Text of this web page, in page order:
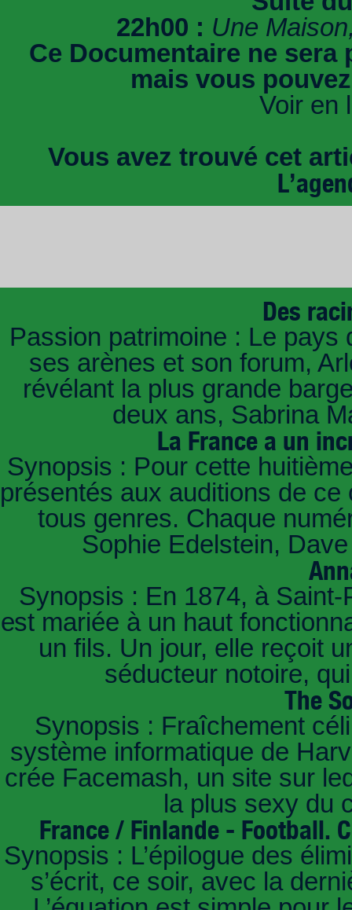
22h00 : Une
Ce Documentaire ne
mais vous
Voir en
Vous avez trouvé cet
Des
Passion patrimoine : Le pays
ses arènes et son forum,
révélant la plus grande
deux ans, Sabrina
La France a un
Synopsis : Pour cette
présentés aux auditions de
tous genres. Chaque
Sophie Edelstein,
Synopsis : En 1874, à
est mariée à un haut
un fils. Un jour, elle reçoit
séducteur notoire,
The
Synopsis : Fraîchement
système informatique de
crée Facemash, un site sur
la plus sexy du
France / Finlande - Football.
Synopsis : L’épilogue des
s’écrit, ce soir, avec la